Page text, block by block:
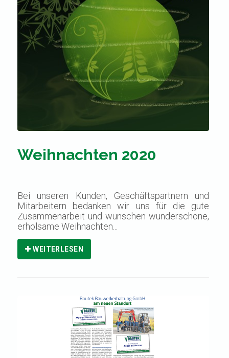
Weihnachten 2020
Bei unseren Kunden, Geschäftspartnern und
Mitarbeitern bedanken wir uns für die gute
Zusammenarbeit und wünschen wunderschöne,
erholsame Weihnachten...
WEITERLESEN